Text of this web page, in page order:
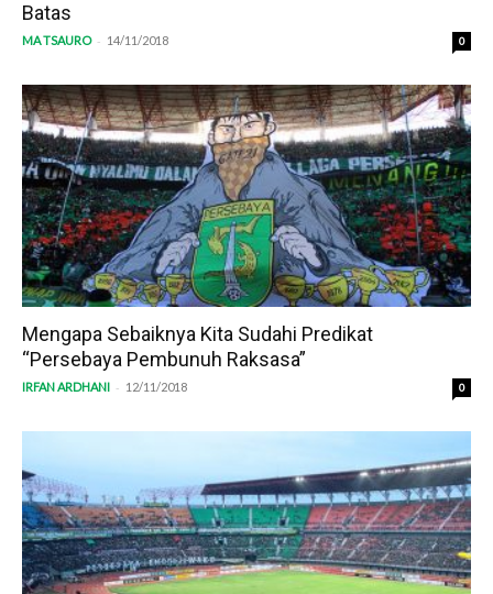
Batas
MA TSAURO - 14/11/2018 0
Mengapa Sebaiknya Kita Sudahi Predikat
“Persebaya Pembunuh Raksasa”
IRFAN ARDHANI - 12/11/2018 0